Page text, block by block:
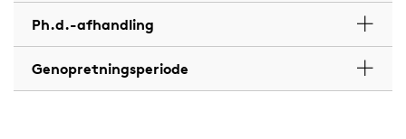
Ph.d.-afhandling
Genopretningsperiode